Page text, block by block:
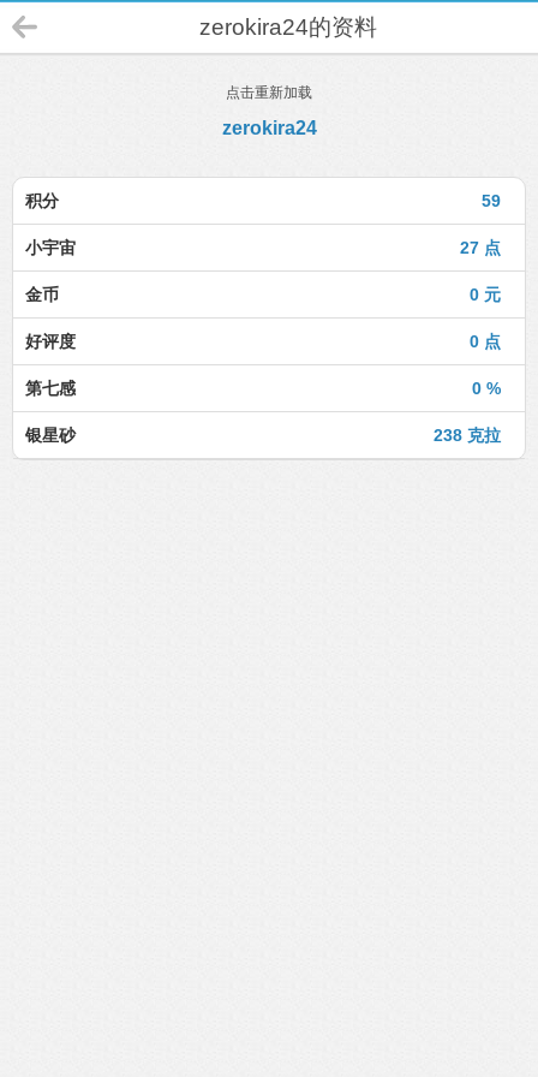
zerokira24的资料
点击重新加载
zerokira24
59
积分
27 点
小宇宙
0 元
金币
0 点
好评度
0 %
第七感
238 克拉
银星砂